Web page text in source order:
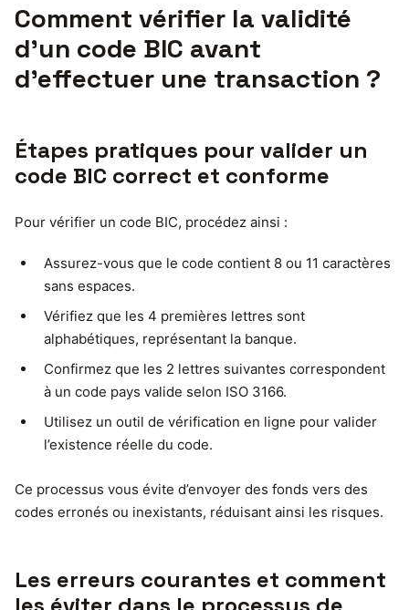
Comment vérifier la validité
d’un code BIC avant
d’effectuer une transaction ?
Étapes pratiques pour valider un
code BIC correct et conforme
Pour vérifier un code BIC, procédez ainsi :
Assurez-vous que le code contient 8 ou 11 caractères
sans espaces.
Vérifiez que les 4 premières lettres sont
alphabétiques, représentant la banque.
Confirmez que les 2 lettres suivantes correspondent
à un code pays valide selon ISO 3166.
Utilisez un outil de vérification en ligne pour valider
l’existence réelle du code.
Ce processus vous évite d’envoyer des fonds vers des
codes erronés ou inexistants, réduisant ainsi les risques.
Les erreurs courantes et comment